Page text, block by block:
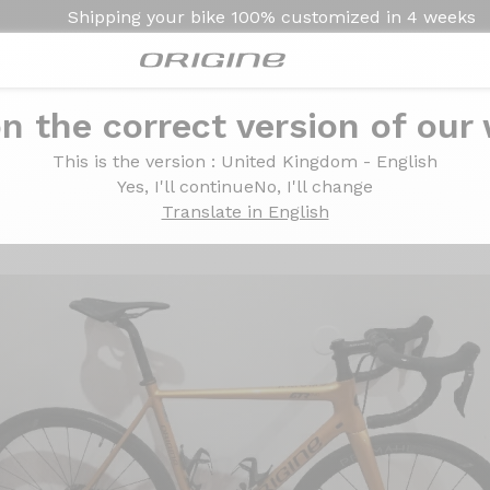
Shipping your bike 100% customized in 4 weeks
the correct version of our
This is the version : United Kingdom - English
Yes, I'll continueNo, I'll change
Translate in English
- Roues Prymahl C35.
- Dura ace Di2 - Roues